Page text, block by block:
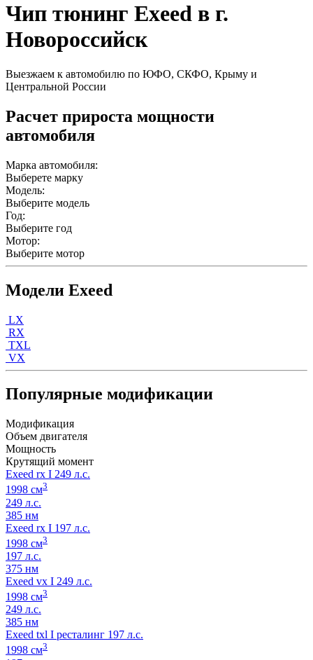
Чип тюнинг Exeed в г.
Новороссийск
Выезжаем к автомобилю по ЮФО, СКФО, Крыму и
Центральной России
Расчет прироста мощности
автомобиля
Марка автомобиля:
Выберете марку
Модель:
Выберите модель
Год:
Выберите год
Мотор:
Выберите мотор
Модели Exeed
LX
RX
TXL
VX
Популярные модификации
Модификация
Объем двигателя
Мощность
Крутящий момент
Exeed rx I 249 л.с.
1998 см3
249 л.с.
385 нм
Exeed rx I 197 л.с.
1998 см3
197 л.с.
375 нм
Exeed vx I 249 л.с.
1998 см3
249 л.с.
385 нм
Exeed txl I ресталинг 197 л.с.
1998 см3